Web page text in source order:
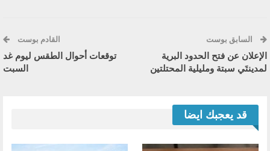
السابق بوست
الإعلان عن فتح الحدود البرية
لمدينتَي سبتة ومليلية المحتلتين
القادم بوست
توقعات أحوال الطقس ليوم غد
السبت
قد يعجبك ايضا